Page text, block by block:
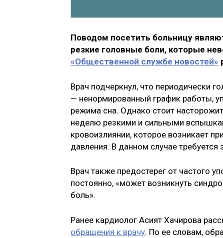
Поводом посетить больницу
резкие головные боли, которые
«Общественной службе новостей»
Врач подчеркнул, что периодически
— ненормированный график работы,
режима сна. Однако стоит
неделю резкими и сильными
кровоизлиянии, которое возникает
давления. В данном случае
Врач также предостерег от частого
постоянно, «может возникнуть
боль».
Ранее кардиолог Асият Хачирова
обращения к врачу. По ее словам,